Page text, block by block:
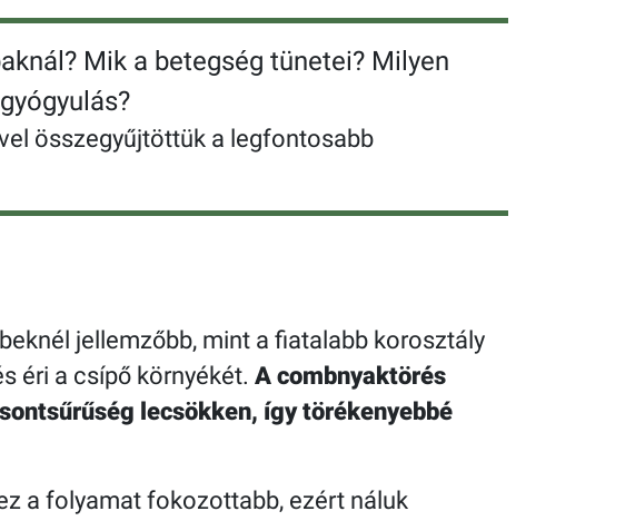
Mik a betegség tünetei? Milyen
összegyűjtöttük a legfontosabb
jellemzőbb, mint a fiatalabb korosztály
éri a csípő környékét. A combnyaktörés
lecsökken, így törékenyebbé
a folyamat fokozottabb, ezért náluk